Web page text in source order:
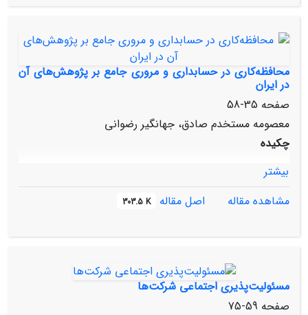
محافظه‌کاری در حسابداری و مروری جامع بر پژوهش‌های آن
در ایران
صفحه 35-58
معصومه مستخدم صادق، جهانگیر رضوانی
چکیده
بیشتر
مشاهده مقاله
اصل مقاله 303.5 K
مسئولیت‌پذیری اجتماعی شرکت‌ها
صفحه 59-75